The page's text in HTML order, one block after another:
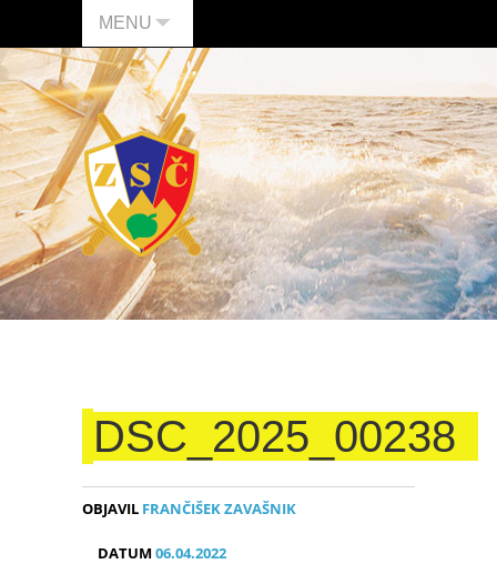
MENU
DSC_2025_00238
OBJAVIL FRANČIŠEK ZAVAŠNIK
DATUM06.04.2022